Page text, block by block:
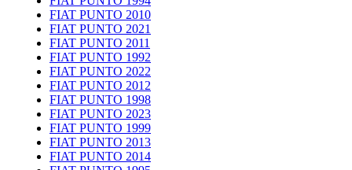
FIAT PUNTO 2010
FIAT PUNTO 2021
FIAT PUNTO 2011
FIAT PUNTO 1992
FIAT PUNTO 2022
FIAT PUNTO 2012
FIAT PUNTO 1998
FIAT PUNTO 2023
FIAT PUNTO 1999
FIAT PUNTO 2013
FIAT PUNTO 2014